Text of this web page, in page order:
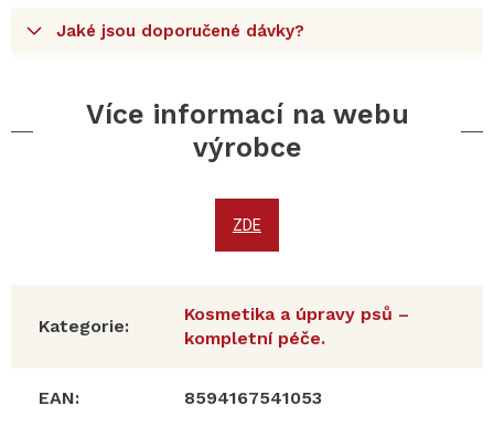
Jaké jsou doporučené dávky?
Více informací na webu
výrobce
ZDE
Kategorie:
Kosmetika a úpravy psů –
kompletní péče.
EAN: 8594167541053